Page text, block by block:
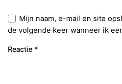
Mijn naam, e-mail en site
de volgende keer wanneer ik
Reactie *